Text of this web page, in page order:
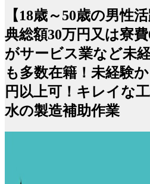
【18歳～50歳の男性
典総額30万円又は寮
がサービス業など未
も多数在籍！未経験
円以上可！キレイな
水の製造補助作業